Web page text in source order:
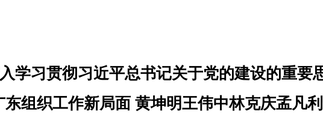
学习贯彻习近平总书记关于党的建设的重要
组织工作新局面 黄坤明王伟中林克庆孟凡